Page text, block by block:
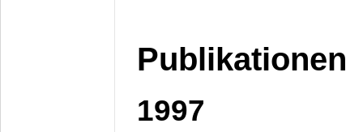
Publikationen
1997